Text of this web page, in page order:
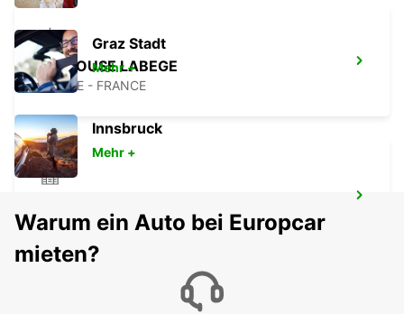
TOULOUSE LABEGE
LABEGE - FRANCE
AGEN - FRANCE
Graz Stadt
Mehr +
Innsbruck
Mehr +
Warum ein Auto bei Europcar
mieten?